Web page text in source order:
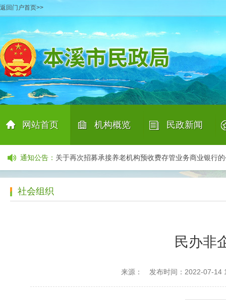
返回门户首页>>
网站首页
|
机构概览
|
民政新闻
|
通知公告 ：
产业招商项目清单06-29
本溪市民政局关于公示招募承接养老机构预收费业务
本溪市民政局完成2026年上半年信用档案更新工作
本溪市民政局关于向中度以上失能老年人发放养老服
关于再次招募承接养老机构预收费存管业务商业银行
关于公开询价聘请第三方机构开展居家和社区养老服
本溪市民政局关于公示招募承接养老机构预收费业务
社会组织
民办非
来源： 发布时间：2022-07-14